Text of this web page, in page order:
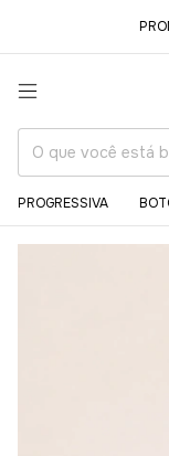
PROGRESSIVA